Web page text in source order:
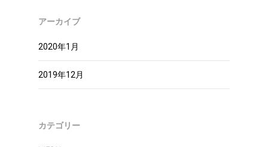
アーカイブ
2020年1月
2019年12月
カテゴリー